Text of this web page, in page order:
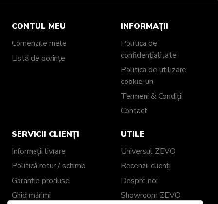
CONTUL MEU
Comenzile mele
Listă de dorințe
INFORMAȚII
Politica de
confidențialitate
Politica de utilizare
cookie-uri
Termeni & Condiții
Contact
SERVICII CLIENȚI
Informații livrare
Politică retur / schimb
Garanție produse
Ghid mărimi
UTILE
Universul ZEVO
Recenzii clienți
Despre noi
Showroom ZEVO